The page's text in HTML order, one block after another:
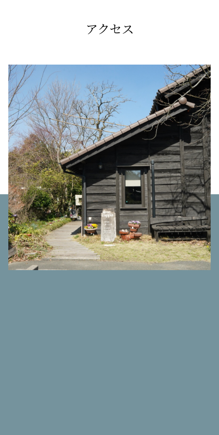
アクセス